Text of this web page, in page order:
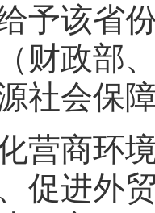
予该省
财政部
社会保
营商环
促进外